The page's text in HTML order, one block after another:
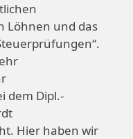
Löhnen und das
dem Dipl.-
Hier haben wir